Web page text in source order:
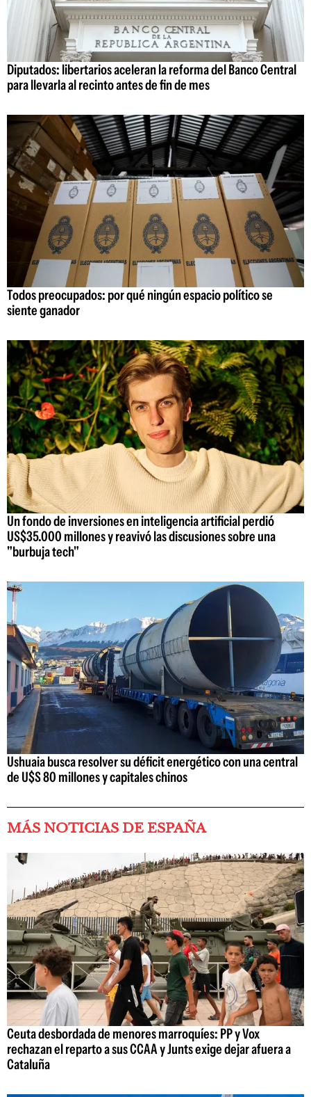
Diputados: libertarios aceleran la reforma del Banco Central
para llevarla al recinto antes de fin de mes
Todos preocupados: por qué ningún espacio político se
siente ganador
Un fondo de inversiones en inteligencia artificial perdió
US$35.000 millones y reavivó las discusiones sobre una
"burbuja tech"
Ushuaia busca resolver su déficit energético con una central
de U$S 80 millones y capitales chinos
MÁS NOTICIAS DE ESPAÑA
Ceuta desbordada de menores marroquíes: PP y Vox
rechazan el reparto a sus CCAA y Junts exige dejar afuera a
Cataluña